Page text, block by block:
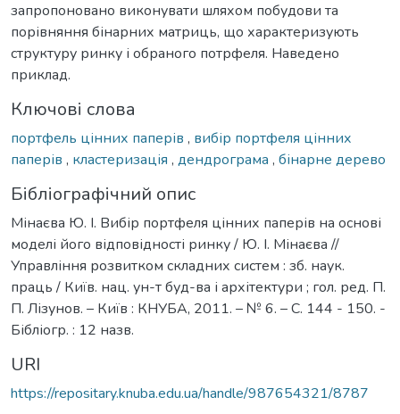
запропоновано виконувати шляхом побудови та
порівняння бінарних матриць, що характеризують
структуру ринку і обраного потрфеля. Наведено
приклад.
Ключові слова
портфель цінних паперів , вибір портфеля цінних
паперів , кластеризація , дендрограма , бінарне дерево
Бібліографічний опис
Мінаєва Ю. І. Вибір портфеля цінних паперів на основі
моделі його відповідності ринку / Ю. І. Мінаєва //
Управління розвитком складних систем : зб. наук.
праць / Київ. нац. ун-т буд-ва і архітектури ; гол. ред. П.
П. Лізунов. – Київ : КНУБА, 2011. – № 6. – С. 144 - 150. -
Бібліогр. : 12 назв.
URI
https://repositary.knuba.edu.ua/handle/987654321/8787